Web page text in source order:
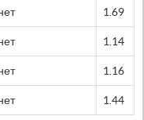
1.69
1.14
1.16
1.44